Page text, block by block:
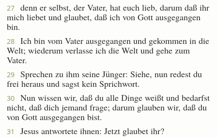
27
denn er selbst, der Vater, hat euch lieb, darum daß ihr
mich liebet und glaubet, daß ich von Gott ausgegangen
bin.
28
Ich bin vom Vater ausgegangen und gekommen in die
Welt; wiederum verlasse ich die Welt und gehe zum
Vater.
29
Sprechen zu ihm seine Jünger: Siehe, nun redest du
frei heraus und sagst kein Sprichwort.
30
Nun wissen wir, daß du alle Dinge weißt und bedarfst
nicht, daß dich jemand frage; darum glauben wir, daß du
von Gott ausgegangen bist.
31 Jesus antwortete ihnen: Jetzt glaubet ihr?